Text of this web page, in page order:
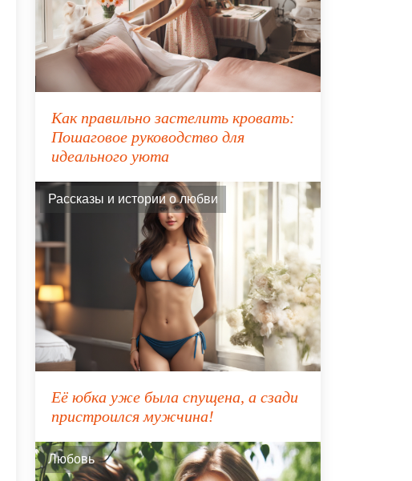
Как правильно застелить кровать:
Пошаговое руководство для
идеального уюта
Рассказы и истории о любви
Её юбка уже была спущена, а сзади
пристроился мужчина!
Любовь